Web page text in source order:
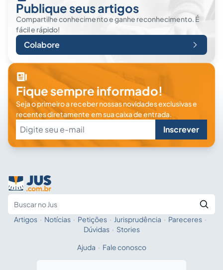
Publique seus artigos
Compartilhe conhecimento e ganhe reconhecimento. É
fácil e rápido!
Colabore
Fique sempre informado!
Seja o primeiro a receber nossas novidades exclusivas e
recentes diretamente em sua caixa de entrada.
Inscrever
Fale com a IA
Artigos · Notícias · Petições · Jurisprudência · Pareceres ·
Dúvidas · Stories
Ajuda · Fale conosco